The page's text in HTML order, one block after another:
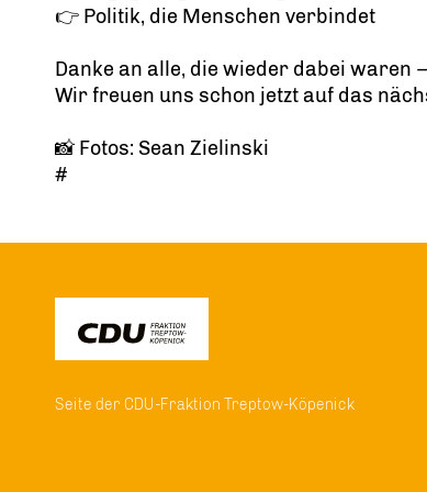
👉 Politik, die Menschen verbindet
Danke an alle, die wieder dabei waren
Wir freuen uns schon jetzt auf das
📸 Fotos: Sean Zielinski
#
Seite der CDU-Fraktion Treptow-Köpenick